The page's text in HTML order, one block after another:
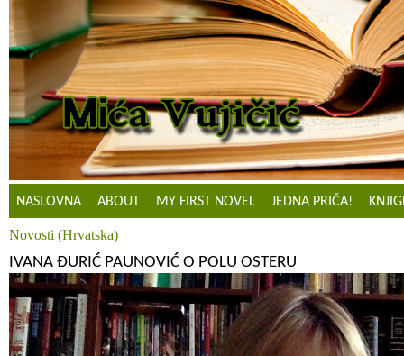
NASLOVNA ABOUT MY FIRST NOVEL JEDNA PRIČA!
Novosti (Hrvatska)
IVANA ĐURIĆ PAUNOVIĆ O POLU OSTERU